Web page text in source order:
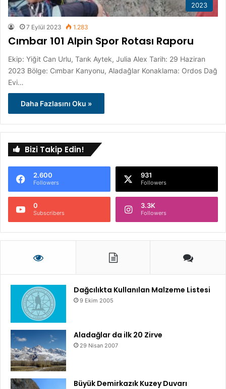
2023
7 Eylül 2023 1.283
Cımbar 101 Alpin Spor Rotası Raporu
Ekip: Yiğit Can Urlu, Tarık Aytek, Julia Alex Tarih: 29 Haziran
2023 Bölge: Cımbar Kanyonu, Aladağlar Konaklama: Ordos Dağ
Evi…
Daha Fazlasını Oku »
Bizi Takip Edin!
2.600
Followers
931
Followers
0
Subscribers
3.3K
Followers
Dağcılıkta Kullanılan Malzeme Listesi
9 Ekim 2005
Aladağlar da ilk 20 Zirve
29 Nisan 2007
Büyük Demirkazık Kuzey Duvarı